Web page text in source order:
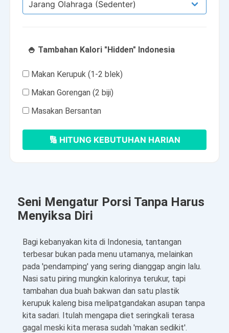
🍚 Tambahan Kalori "Hidden" Indonesia
Makan Kerupuk (1-2 blek)
Makan Gorengan (2 biji)
Masakan Bersantan
🔢 HITUNG KEBUTUHAN HARIAN
Seni Mengatur Porsi Tanpa Harus
Menyiksa Diri
Bagi kebanyakan kita di Indonesia, tantangan
terbesar bukan pada menu utamanya, melainkan
pada 'pendamping' yang sering dianggap angin lalu.
Nasi satu piring mungkin kalorinya terukur, tapi
tambahan dua buah bakwan dan satu plastik
kerupuk kaleng bisa melipatgandakan asupan tanpa
kita sadari. Itulah mengapa diet seringkali terasa
gagal meski kita merasa sudah 'makan sedikit'.